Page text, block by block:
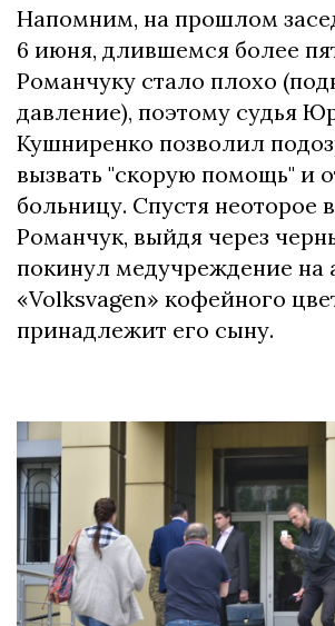
Напомним, на прошлом
6 июня, длившемся более
Романчуку стало плохо
давление), поэтому судья
Кушниренко позволил
вызвать "скорую помощь" и
больницу. Спустя неоторое
Романчук, выйдя через
покинул медучреждение на
«Volksvagen» кофейного
принадлежит его сыну.